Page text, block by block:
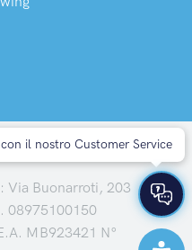
Via Buonarroti, 203
08975100150
MB923421 N°
il nostro Customer Service